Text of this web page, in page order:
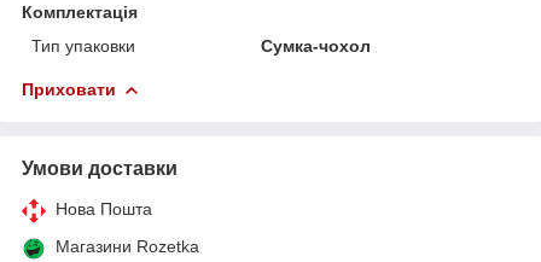
Комплектація
Тип упаковки
Сумка-чохол
Приховати
Умови доставки
Нова Пошта
Магазини Rozetka